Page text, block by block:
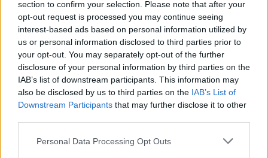
section to confirm your selection. Please note that after your
opt-out request is processed you may continue seeing
interest-based ads based on personal information utilized by
us or personal information disclosed to third parties prior to
your opt-out. You may separately opt-out of the further
disclosure of your personal information by third parties on the
IAB’s list of downstream participants. This information may
also be disclosed by us to third parties on the IAB’s List of
Downstream Participants that may further disclose it to other
Personal Data Processing Opt Outs
Hogyan hűtsük le a lakást klíma nélkül? 12 bevált módszer